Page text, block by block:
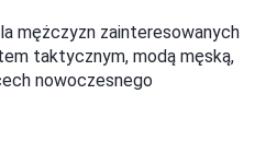
mężczyzn zainteresowanych
taktycznym, modą męską,
nowoczesnego